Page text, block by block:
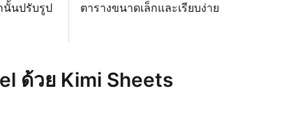
นั้นปรับรูป
ตารางขนาดเล็กและเรียบง่าย
ด้วย Kimi Sheets